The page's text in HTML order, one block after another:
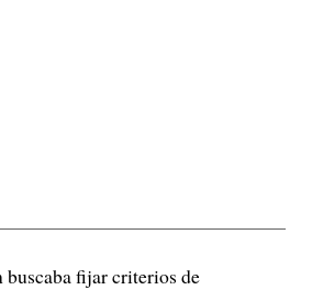
fijar criterios de